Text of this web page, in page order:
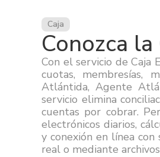
Caja
Conozca
Con el servicio de Caja
cuotas, membresías,
Atlántida, Agente
servicio elimina
cuentas por cobrar.
electrónicos diarios,
y conexión en línea
real o mediante